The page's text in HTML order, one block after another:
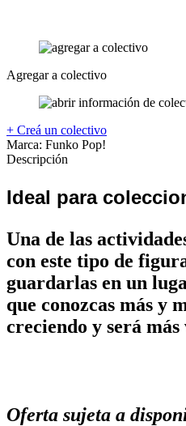
Agregar a colectivo
+ Creá un colectivo
Marca: Funko Pop!
Descripción
Ideal para
Una de las
con este tipo de
guardarlas en un
que conozcas más y
creciendo y será
Oferta sujeta a